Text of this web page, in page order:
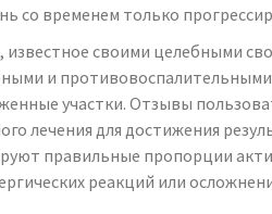
со временем только
своими целебными
и
участки. Отзывы
лечения для достижения
правильные пропорции
реакций или